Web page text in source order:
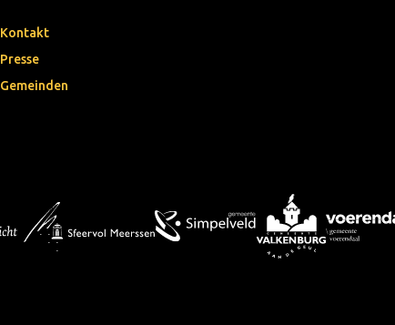
Kontakt
Presse
Gemeinden